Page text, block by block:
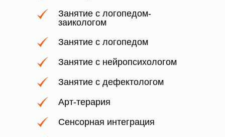
Занятие с логопедом-
заикологом
Занятие с логопедом
Занятие с нейропсихологом
Занятие с дефектологом
Арт-терария
Сенсорная интеграция